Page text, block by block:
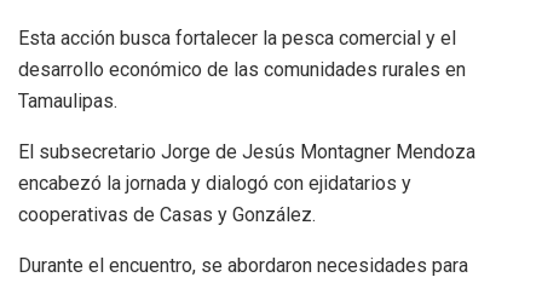
Esta acción busca fortalecer la pesca comercial y el
desarrollo económico de las comunidades rurales en
Tamaulipas.
El subsecretario Jorge de Jesús Montagner Mendoza
encabezó la jornada y dialogó con ejidatarios y
cooperativas de Casas y González.
Durante el encuentro, se abordaron necesidades para